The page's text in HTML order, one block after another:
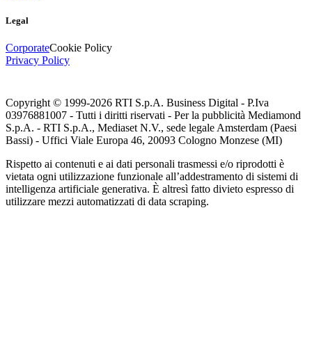
Legal
CorporateCookie Policy
Privacy Policy
Copyright © 1999-2026 RTI S.p.A. Business Digital - P.Iva
03976881007 - Tutti i diritti riservati - Per la pubblicità Mediamond
S.p.A. - RTI S.p.A., Mediaset N.V., sede legale Amsterdam (Paesi
Bassi) - Uffici Viale Europa 46, 20093 Cologno Monzese (MI)
Rispetto ai contenuti e ai dati personali trasmessi e/o riprodotti è
vietata ogni utilizzazione funzionale all’addestramento di sistemi di
intelligenza artificiale generativa. È altresì fatto divieto espresso di
utilizzare mezzi automatizzati di data scraping.